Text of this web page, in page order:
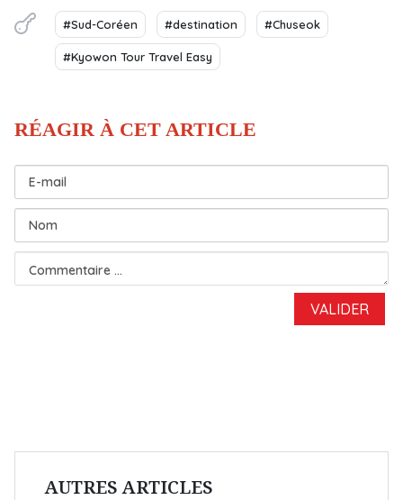
#Sud-Coréen #destination #Chuseok
#Kyowon Tour Travel Easy
AUTRES ARTICLES